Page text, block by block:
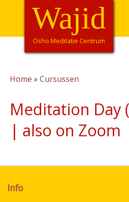
Overslaan
de
HoofdnavigatieWajid
Osho Meditatie Centrum
Home Cursussen
Meditation Day
| also on Zoom
Info